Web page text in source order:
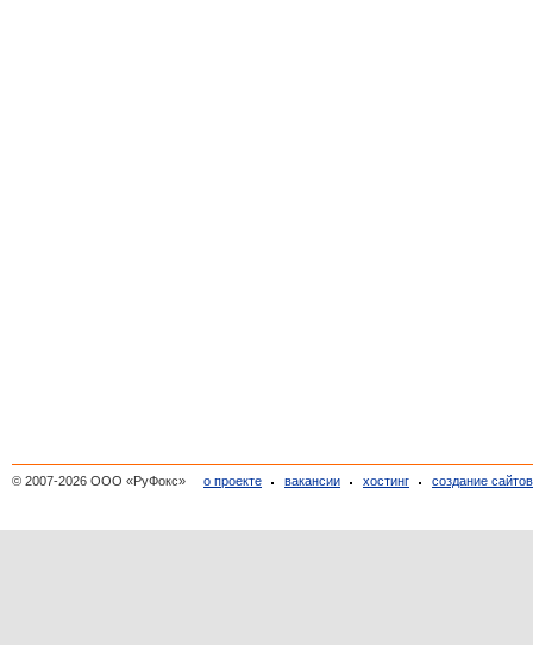
© 2007-2026 ООО «РуФокс» о проекте вакансии хостинг создание сайтов